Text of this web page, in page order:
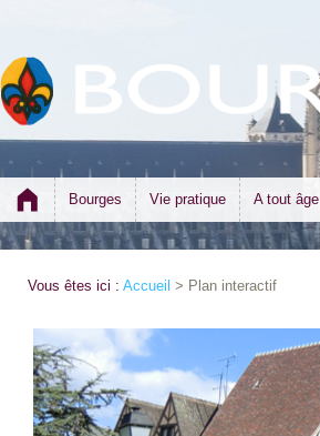
Bourges Vie pratique A tout âge
Vous êtes ici : Accueil > Plan interactif